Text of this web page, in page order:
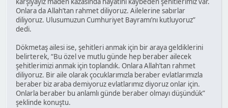
Onlara da Allah’tan rahmet diliyoruz. Ailelerine sabırlar
diliyoruz. Ulusumuzun Cumhuriyet Bayramı’nı kutluyoruz”
dedi.
Dökmetaş ailesi ise, şehitleri anmak için bir araya geldiklerini
belirterek, “Bu özel ve mutlu günde hep beraber ailecek
şehitlerimizi anmak için toplandık. Onlara Allah’tan rahmet
diliyoruz. Bir aile olarak çocuklarımızla beraber evlatlarımızla
beraber biz araba demiyoruz evlatlarımız diyoruz onlar için.
Onlarla beraber bu anlamlı günde beraber olmayı düşündük”
şeklinde konuştu.